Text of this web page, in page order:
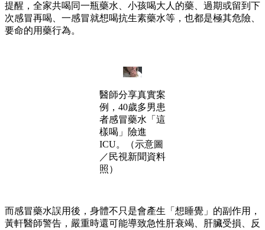
提醒，全家共喝同一瓶藥水、小孩喝大人的藥、過期或留到下
次感冒再喝、一感冒就想喝抗生素藥水等，也都是極其危險、
要命的用藥行為。
醫師分享真實案
例，40歲多男患
者感冒藥水「這
樣喝」險進
ICU。（示意圖
／民視新聞資料
照）
而感冒藥水誤用後，身體不只是會產生「想睡覺」的副作用，
黃軒醫師警告，嚴重時還可能導致急性肝衰竭、肝臟受損、反